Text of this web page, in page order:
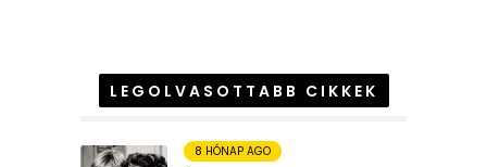
LEGOLVASOTTABB CIKKEK
8 HÓNAP AGO